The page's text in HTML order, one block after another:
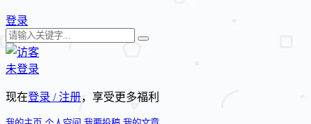
登录
未登录
现在登录 / 注册，享受更多福利